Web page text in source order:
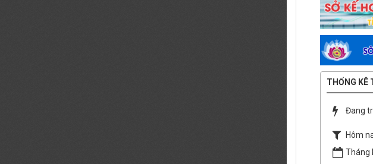
THỐNG KÊ
Đang
Hôm
Tháng